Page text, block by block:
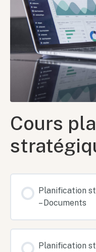
Cours
Planification
– Documents
Planification